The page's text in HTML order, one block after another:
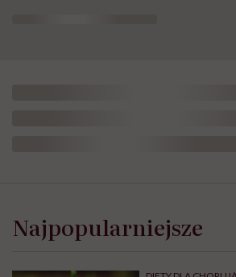
Najpopularniejsze